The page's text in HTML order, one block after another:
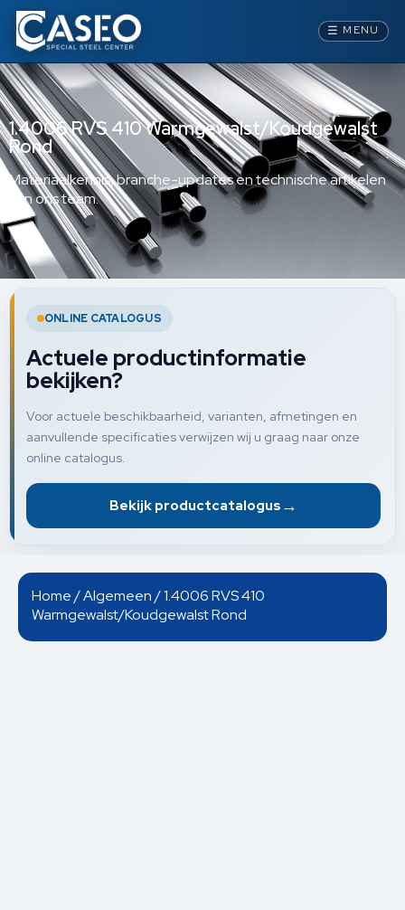
☰ MENU
1.4006 RVS 410 Warmgewalst/Koudgewalst
Rond
Materiaalkennis, branche-updates en technische artikelen
van ons team.
ONLINE CATALOGUS
Actuele productinformatie
bekijken?
Voor actuele beschikbaarheid, varianten, afmetingen en
aanvullende specificaties verwijzen wij u graag naar onze
online catalogus.
Bekijk productcatalogus →
Home/Algemeen/ 1.4006 RVS 410
Warmgewalst/Koudgewalst Rond